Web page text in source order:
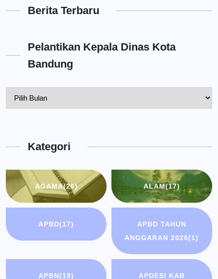
Berita Terbaru
Pelantikan Kepala Dinas Kota
Bandung
BandungKategori
AGAMA(26) ALAM(17)
APBD(17)
APBD TAHUN
ANGGARAN 2026(1)
APBN(19) APDESI KAB